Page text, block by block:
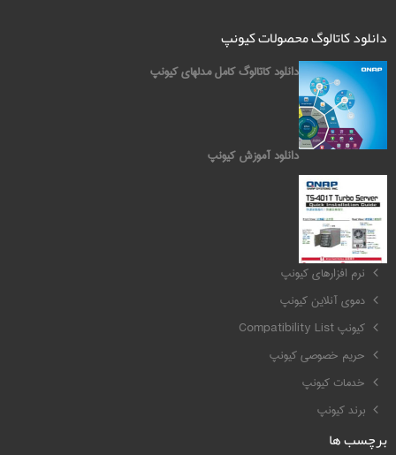
دانلود کاتالوگ محصولات کیونپ
دانلود کاتالوگ کامل مدلهای کیونپ
دانلود آموزش کیونپ
کیونپ QNAP
نرم افزارهای کیونپ
دموی آنلاین کیونپ
کیونپ Compatibility List
حریم خصوصی کیونپ
خدمات کیونپ
برند کیونپ
برچسب ها